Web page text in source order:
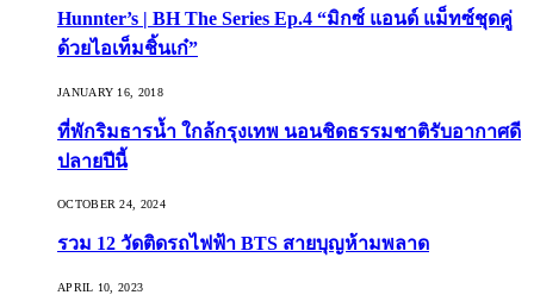
Hunnter’s | BH The Series Ep.4 “มิกซ์ แอนด์ แม็ทซ์ชุดคู่
ด้วยไอเท็มชิ้นเก๋”
JANUARY 16, 2018
ที่พักริมธารน้ำ ใกล้กรุงเทพ นอนชิดธรรมชาติรับอากาศดี
ปลายปีนี้
OCTOBER 24, 2024
รวม 12 วัดติดรถไฟฟ้า BTS สายบุญห้ามพลาด
APRIL 10, 2023